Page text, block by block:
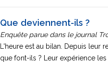
Que deviennent-ils ?
Enquête parue dans le journal
L'heure est au bilan. Depuis leur
que font-ils ? Leur expérience